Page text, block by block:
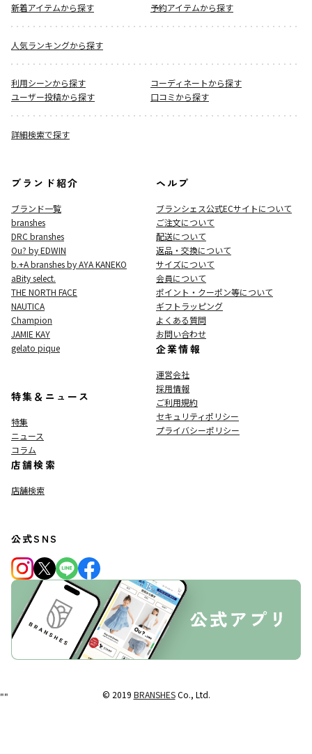
新着アイテムから探す
予約アイテムから探す
人気ランキングから探す
利用シーンから探す
コーディネートから探す
ユーザー投稿から探す
口コミから探す
詳細検索で探す
ブランド紹介
ブランド一覧
branshes
DRC branshes
Ou? by EDWIN
b.+A branshes by AYA KANEKO
aBity select.
THE NORTH FACE
NAUTICA
Champion
JAMIE KAY
gelato pique
特集＆ニュース
特集
ニュース
コラム
店舗検索
店舗検索
ヘルプ
ブランシェス公式ECサイトについて
ご注文について
配送について
返品・交換について
サイズについて
会員について
ポイント・クーポン等について
ギフトラッピング
よくある質問
お問い合わせ
企業情報
運営会社
採用情報
ご利用規約
セキュリティポリシー
プライバシーポリシー
公式SNS
© 2019 BRANSHESCo., Ltd.
""